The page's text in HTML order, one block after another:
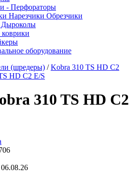
- Перфораторы
Нарезчики Обрезчики
Дыроколы
оборудование
(шредеры) / Kobra 310 TS HD C2
310 TS HD C2